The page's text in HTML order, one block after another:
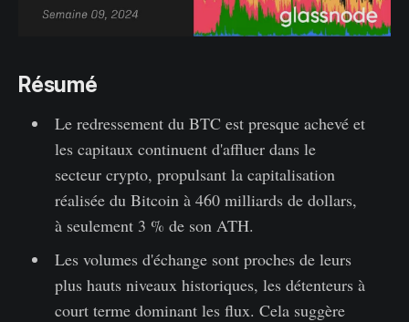
Résumé
Le redressement du BTC est presque achevé et
les capitaux continuent d'affluer dans le
secteur crypto, propulsant la capitalisation
réalisée du Bitcoin à 460 milliards de dollars,
à seulement 3 % de son ATH.
Les volumes d'échange sont proches de leurs
plus hauts niveaux historiques, les détenteurs à
court terme dominant les flux. Cela suggère